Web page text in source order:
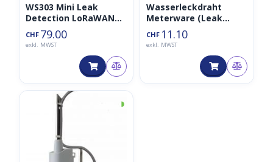
WS303 Mini Leak
Detection LoRaWAN
Sensor
CHF 79.00
exkl. MWST
Wasserleckdraht
Meterware (Leak
Detection Cable)
CHF 11.10
exkl. MWST
◑